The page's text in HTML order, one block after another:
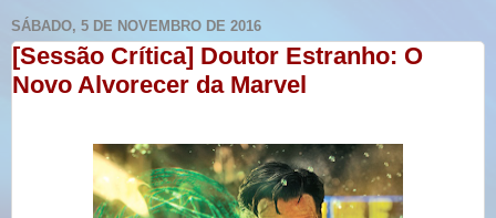
SÁBADO, 5 DE NOVEMBRO DE 2016
[Sessão Crítica] Doutor Estranho: O
Novo Alvorecer da Marvel